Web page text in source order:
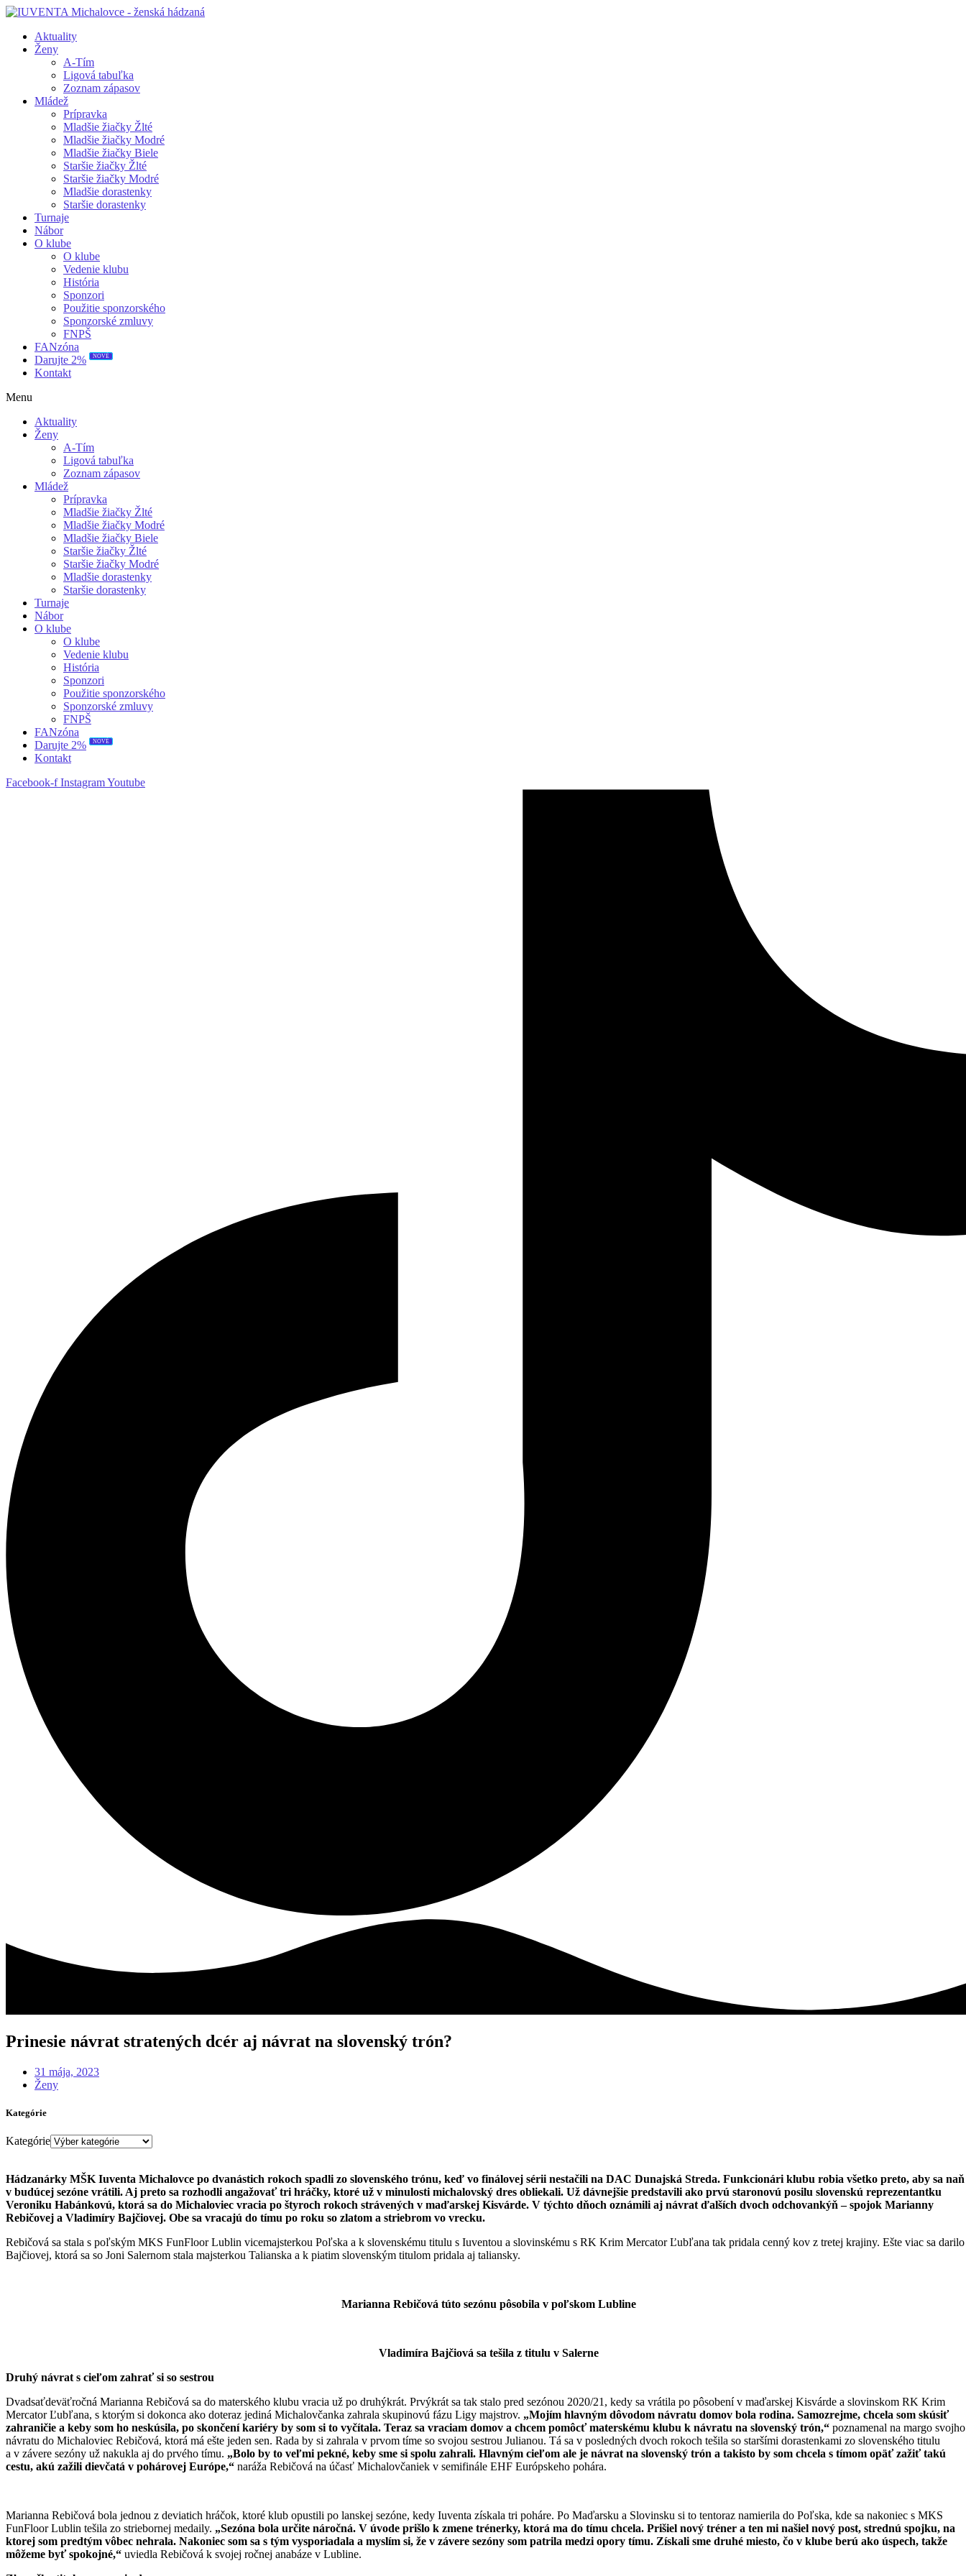
Aktuality
Ženy
A-Tím
Ligová tabuľka
Zoznam zápasov
Mládež
Prípravka
Mladšie žiačky Žlté
Mladšie žiačky Modré
Mladšie žiačky Biele
Staršie žiačky Žlté
Staršie žiačky Modré
Mladšie dorastenky
Staršie dorastenky
Turnaje
Nábor
O klube
O klube
Vedenie klubu
História
Sponzori
Použitie sponzorského
Sponzorské zmluvy
FNPŠ
FANzóna
Darujte 2%
NOVÉ
Kontakt
Menu
Aktuality
Ženy
A-Tím
Ligová tabuľka
Zoznam zápasov
Mládež
Prípravka
Mladšie žiačky Žlté
Mladšie žiačky Modré
Mladšie žiačky Biele
Staršie žiačky Žlté
Staršie žiačky Modré
Mladšie dorastenky
Staršie dorastenky
Turnaje
Nábor
O klube
O klube
Vedenie klubu
História
Sponzori
Použitie sponzorského
Sponzorské zmluvy
FNPŠ
FANzóna
Darujte 2%
NOVÉ
Kontakt
Facebook-f InstagramYoutube
Prinesie návrat stratených dcér aj návrat na slovenský trón?
31 mája, 2023
Ženy
Kategórie
Kategórie
Hádzanárky MŠK Iuventa Michalovce po dvanástich rokoch spadli zo slovenského trónu, keď vo finálovej sérii nestačili na DAC Dunajská Streda. Funkcionári klubu robia všetko preto, aby sa naň
v budúcej sezóne vrátili. Aj preto sa rozhodli angažovať tri hráčky, ktoré už v minulosti michalovský dres obliekali. Už dávnejšie predstavili ako prvú staronovú posilu slovenskú reprezentantku
Veroniku Habánkovú, ktorá sa do Michaloviec vracia po štyroch rokoch strávených v maďarskej Kisvárde. V týchto dňoch oznámili aj návrat ďalších dvoch odchovankýň – spojok Marianny
Rebičovej a Vladimíry Bajčiovej. Obe sa vracajú do tímu po roku so zlatom a striebrom vo vrecku.
Rebičová sa stala s poľským MKS FunFloor Lublin vicemajsterkou Poľska a k slovenskému titulu s Iuventou a slovinskému s RK Krim Mercator Ľubľana tak pridala cenný kov z tretej krajiny. Ešte viac sa darilo
Bajčiovej, ktorá sa so Joni Salernom stala majsterkou Talianska a k piatim slovenským titulom pridala aj taliansky.
Marianna Rebičová túto sezónu pôsobila v poľskom Lubline
Vladimíra Bajčiová sa tešila z titulu v Salerne
Druhý návrat s cieľom zahrať si so sestrou
Dvadsaťdeväťročná Marianna Rebičová sa do materského klubu vracia už po druhýkrát. Prvýkrát sa tak stalo pred sezónou 2020/21, kedy sa vrátila po pôsobení v maďarskej Kisvárde a slovinskom RK Krim
Mercator Ľubľana, s ktorým si dokonca ako doteraz jediná Michalovčanka zahrala skupinovú fázu Ligy majstrov. „Mojím hlavným dôvodom návratu domov bola rodina. Samozrejme, chcela som skúsiť
zahraničie a keby som ho neskúsila, po skončení kariéry by som si to vyčítala. Teraz sa vraciam domov a chcem pomôcť materskému klubu k návratu na slovenský trón,“ poznamenal na margo svojho
návratu do Michaloviec Rebičová, ktorá má ešte jeden sen. Rada by si zahrala v prvom tíme so svojou sestrou Julianou. Tá sa v posledných dvoch rokoch tešila so staršími dorastenkami zo slovenského titulu
a v závere sezóny už nakukla aj do prvého tímu. „Bolo by to veľmi pekné, keby sme si spolu zahrali. Hlavným cieľom ale je návrat na slovenský trón a takisto by som chcela s tímom opäť zažiť takú
cestu, akú zažili dievčatá v pohárovej Európe,“ naráža Rebičová na účasť Michalovčaniek v semifinále EHF Európskeho pohára.
Marianna Rebičová bola jednou z deviatich hráčok, ktoré klub opustili po lanskej sezóne, kedy Iuventa získala tri poháre. Po Maďarsku a Slovinsku si to tentoraz namierila do Poľska, kde sa nakoniec s MKS
FunFloor Lublin tešila zo striebornej medaily. „Sezóna bola určite náročná. V úvode prišlo k zmene trénerky, ktorá ma do tímu chcela. Prišiel nový tréner a ten mi našiel nový post, strednú spojku, na
ktorej som predtým vôbec nehrala. Nakoniec som sa s tým vysporiadala a myslím si, že v závere sezóny som patrila medzi opory tímu. Získali sme druhé miesto, čo v klube berú ako úspech, takže
môžeme byť spokojné,“ uviedla Rebičová k svojej ročnej anabáze v Lubline.